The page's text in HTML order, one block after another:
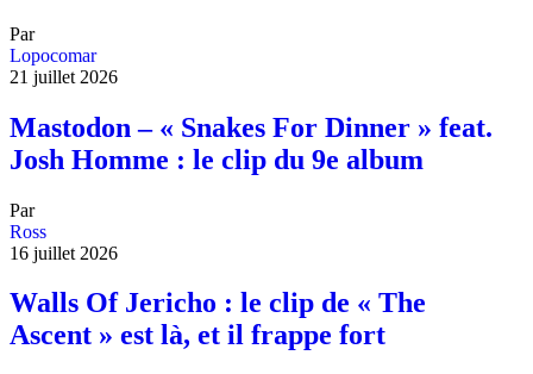
Par
Lopocomar
21 juillet 2026
Mastodon – « Snakes For Dinner » feat.
Josh Homme : le clip du 9e album
Par
Ross
16 juillet 2026
Walls Of Jericho : le clip de « The
Ascent » est là, et il frappe fort